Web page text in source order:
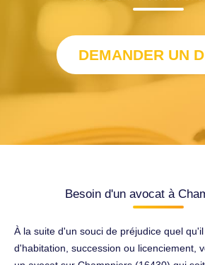
DEMANDER UN
Besoin d'un avocat à
À la suite d'un souci de préjudice quel
d'habitation, succession ou licenciement,